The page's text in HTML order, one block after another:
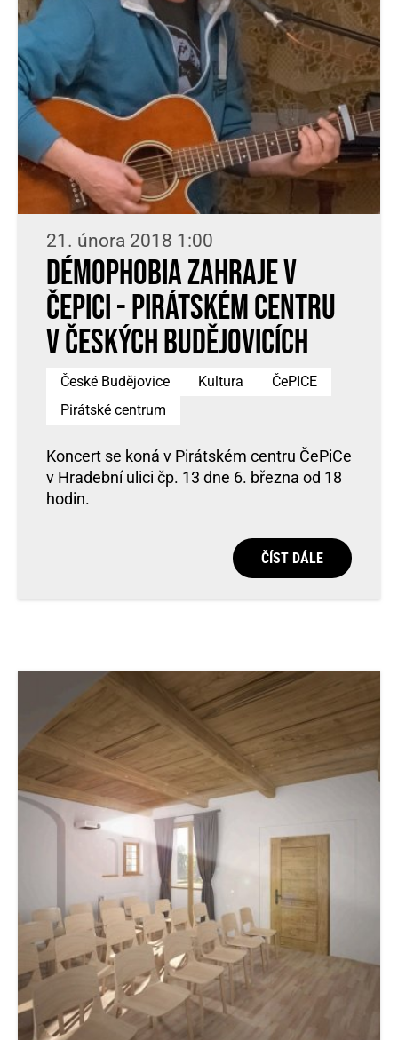
21. února 2018 1:00
Démophobia zahraje v
ČePiCi - Pirátském centru
v Českých Budějovicích
České Budějovice Kultura
ČePICE
Pirátské centrum
Koncert se koná v Pirátském centru ČePiCe
v Hradební ulici čp. 13 dne 6. března od 18
hodin.
ČÍST DÁLE